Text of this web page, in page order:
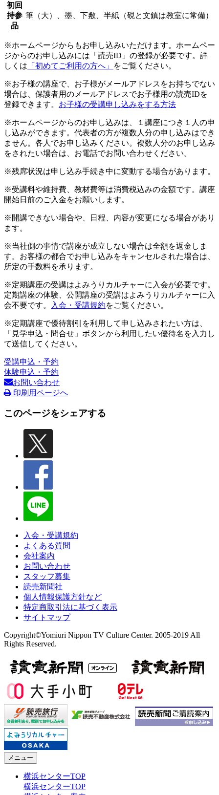
初回
持参
品
筆（大）、墨、下敷、半紙（硯と文鎮は教室に常備）
※ホームページからもお申し込みいただけます。ホームペー
ジからのお申し込みには「読売ID」の登録が必要です。詳
しくは 「初めてご利用の方へ」 をご覧ください。
※お子様の講座で、お子様がメールアドレスをお持ちでない
場合は、保護者用のメールアドレスでお子様用の読売IDを
登録できます。 お子様の受講申し込みをする方法
※ホームページからのお申し込みは、１講座につき１人の申
し込みができます。代表者の方が複数人分の申し込みはでき
ません。各人でお申し込みください。複数人分のお申し込み
をされたい場合は、お電話でお問い合わせください。
※残席状況は申し込み手続き中に変動する場合があります。
※受講料や維持費、教材費等は消費税込みの金額です。講座
開始日前のご入金をお願いします。
※開講できない場合や、日程、内容が変更になる場合があり
ます。
※当社側の事情で講座が成立しない場合は全額を返金しま
す。お客様の都合でお申し込みをキャンセルされた場合は、
所定の手数料を承ります。
※定期講座の受講はよみうりカルチャーに入会が必要です。
定期講座の体験、公開講座の受講はよみうりカルチャーに入
会不要です。
入会・受講規約をご覧ください。
※定期講座で優待割引を利用して申し込みされたい方は、
「見学申込・問合せ」ボタンから利用したい優待名を入力し
て送信してください。
受講申込・予約
体験申込・予約
お問い合わせ
印刷用ページへ
このページをシェアする
入会・受講規約
よくある質問
会社案内
お問い合わせ
スタッフ募集
読売新聞社
個人情報保護方針など
特定商取引法に基づく表示
サイトマップ
Copyright©Yomiuri Nippon TV Culture Center. 2005-2019 All
Rights Reserved.
メニュー
横浜センターTOP
横浜センターTOP